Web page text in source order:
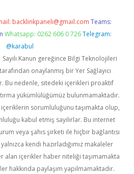
backlinkpaneli@gmail.com Teams:
Whatsapp: 0262 606 0 726 Telegram:
@karabul
Sayılı Kanun gereğince Bilgi Teknolojileri
onaylanmış bir Yer Sağlayıcı
Bu nedenle, sitedeki içerikleri proaktif
yükümlülüğümüz bulunmamaktadır.
içeriklerin sorumluluğunu taşımakta olup,
kabul etmiş sayılırlar. Bu internet
veya şahıs şirketi ile hiçbir bağlantısı
kendi hazırladığımız makaleler
alan içerikler haber niteliği taşımamakta
hakkında paylaşım yapılmamaktadır.